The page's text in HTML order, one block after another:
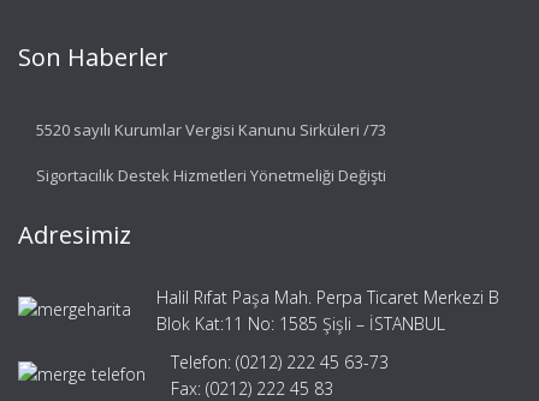
Son Haberler
5520 sayılı Kurumlar Vergisi Kanunu Sirküleri /73
Sigortacılık Destek Hizmetleri Yönetmeliği Değişti
Adresimiz
Halil Rıfat Paşa Mah. Perpa Ticaret Merkezi B
Blok Kat:11 No: 1585 Şişli – İSTANBUL
Telefon: (0212) 222 45 63-73
Fax: (0212) 222 45 83